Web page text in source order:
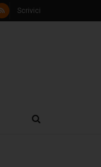
Scrivici